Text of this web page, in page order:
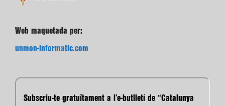
Web maquetada per:
unmon-informatic.com
Subscriu-te gratuïtament a l’e-butlletí de “Catalunya